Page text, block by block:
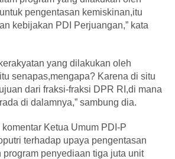
pengentasan kemiskinan,itu
kebijakan PDI Perjuangan,” kata
yang dilakukan oleh
senapas,mengapa? Karena di situ
dari fraksi-fraksi DPR RI,di mana
di dalamnya,” sambung dia.
Ketua Umum PDI-P
terhadap upaya pengentasan
program penyediaan tiga juta unit